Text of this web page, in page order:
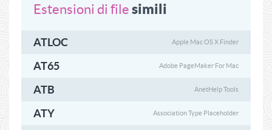
Estensioni di file simili
ATLOC Apple Mac OS X Finder
AT65 Adobe PageMaker For Mac
ATB AnetHelp Tools
ATY Association Type Placeholder